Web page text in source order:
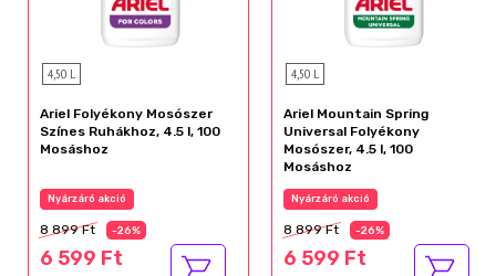
4,50 L
Ariel Folyékony Mosószer
Színes Ruhákhoz, 4.5 l, 100
Mosáshoz
Nyárzáró akció
8 899 Ft -26%
6 599 Ft
4,50 L
Ariel Mountain Spring
Universal Folyékony
Mosószer, 4.5 l, 100
Mosáshoz
Nyárzáró akció
8 899 Ft -26%
6 599 Ft